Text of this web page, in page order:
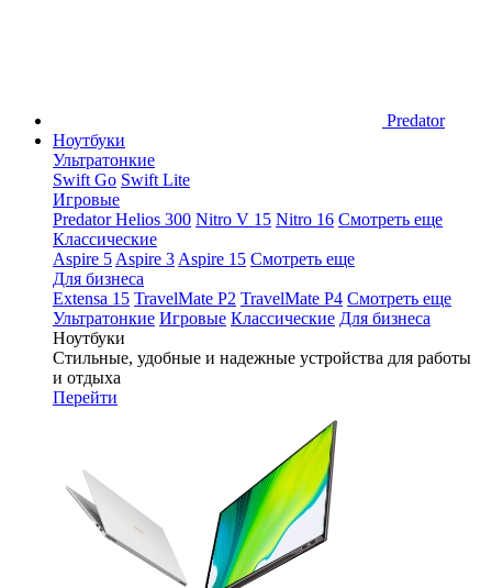
Predator
Ноутбуки
Ультратонкие
Swift Go Swift Lite
Игровые
Predator Helios 300 Nitro V 15 Nitro 16 Смотреть еще
Классические
Aspire 5 Aspire 3 Aspire 15 Смотреть еще
Для бизнеса
Extensa 15 TravelMate P2 TravelMate P4 Смотреть еще
Ультратонкие Игровые Классические Для бизнеса
Ноутбуки
Стильные, удобные и надежные устройства для работы
и отдыха
Перейти